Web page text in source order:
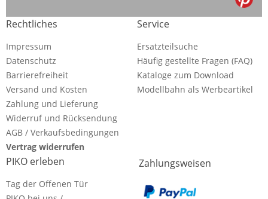
Rechtliches
Impressum
Datenschutz
Barrierefreiheit
Versand und Kosten
Zahlung und Lieferung
Widerruf und Rücksendung
AGB / Verkaufsbedingungen
Vertrag widerrufen
Service
Ersatzteilsuche
Häufig gestellte Fragen (FAQ)
Kataloge zum Download
Modellbahn als Werbeartikel
PIKO erleben
Tag der Offenen Tür
Zahlungsweisen